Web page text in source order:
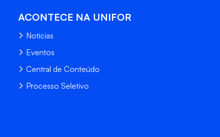
ACONTECE NA UNIFOR
Notícias
Eventos
Central de Conteúdo
Processo Seletivo